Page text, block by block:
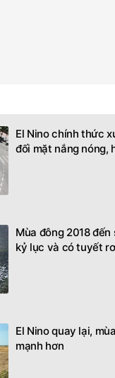
El Nino chính thức
đối mặt nắng nóng,
Mùa đông 2018
kỷ lục và có tuyết
El Nino quay lại,
mạnh hơn